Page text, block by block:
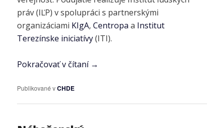
práv (IĽP) v spolupráci s partnerskými
organizáciami KIgA,Centropa a Institut
Terezínske iniciatívy(ITI).
Pokračovať v čítaní →
Publikované vCHDE